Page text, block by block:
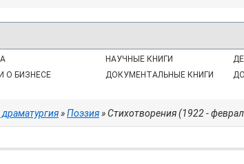
О БИЗНЕСЕ
НАУЧНЫЕ КНИГИ
ДОКУМЕНТАЛЬНЫЕ КНИГИ
»Поэзия» Стихотворения (1922 - февраль 1923) -